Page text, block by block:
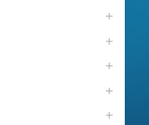




